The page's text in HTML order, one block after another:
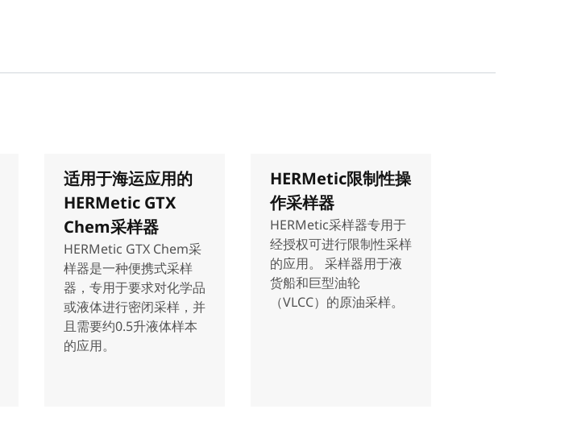
适用于海运应用的
HERMetic GTX
Chem采样器
HERMetic GTX Chem采
样器是一种便携式采样
器，专用于要求对化学品
或液体进行密闭采样，并
且需要约0.5升液体样本
的应用。
HERMetic限制性操
作采样器
HERMetic采样器专用于
经授权可进行限制性采样
的应用。 采样器用于液
货船和巨型油轮
（VLCC）的原油采样。